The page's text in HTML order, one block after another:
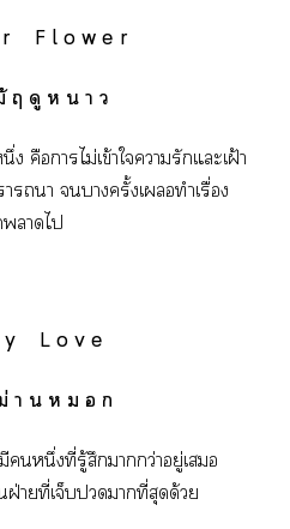
r F l o w e r
ฤ ดู ห น า ว
ง คือาไม่เข้าใารักแะเฝ้า
า าครั้งเทำเรื่อง
าไ
y L o v e
า น ห ม อ ก
หนึ่งที่รู้สึกากว่าอยู่เ
ายที่เจ็บาที่สุดด้วย